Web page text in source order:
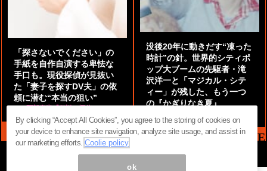
「探さないでください」の
手紙を自作自演する卑怯な
手口も。現役探偵が見抜い
た「妻子を探すDV夫」の依
頼に潜む“本当の狙い”
by 阿部泰尚『伝説の探偵』
没後20年に動きだす“凍った
時計”の針。世界的シティポ
ップ大ブームの先駆者・滝
沢洋一と「マジカル・シテ
ィー」が残した、もう一つ
の『かぎりなき夏』
MAG2 NEWS HEADLINE
By clicking “Accept All Cookies”, you agree to the storing of cookies on
your device to enhance site navigation, analyze site usage, and assist in
our marketing efforts.Coolie policy
ok